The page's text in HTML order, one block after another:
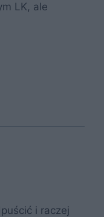
LK, ale
i raczej